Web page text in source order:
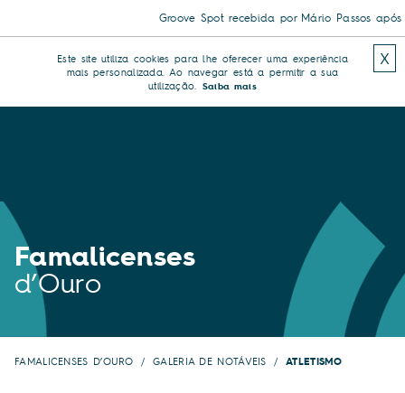
Groove Spot recebida por Mário Passos após
Este site utiliza cookies para lhe oferecer uma experiência
mais personalizada. Ao navegar está a permitir a sua
utilização. Saiba mais
X
Famalicenses
d’Ouro
FAMALICENSES D’OURO GALERIA DE NOTÁVEIS ATLETISMO